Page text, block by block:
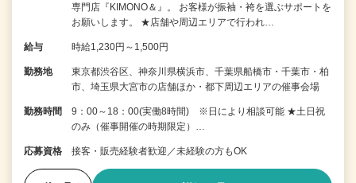
専門店『KIMONO＆』。 お客様が振袖・袴を選ぶサポートを
お願いします。 ★店舗や周辺エリアで行われ…
給与 時給1,230円～1,500円
勤務地
東京都渋谷区、神奈川県横浜市、千葉県船橋市・千葉市・柏
市、埼玉県大宮市の店舗ほか・都下周辺エリアの催事会場
勤務時間
9：00～18：00(実働8時間) ※日により相談可能 ★土日祝
のみ（催事開催の時期限定）…
応募資格 接客・販売経験者歓迎／未経験の方もOK